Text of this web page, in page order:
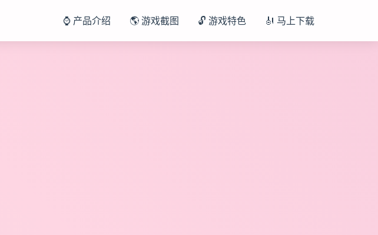
⌚ 产品介绍 🌎 游戏截图 🔓 游戏特色 🎻 马上下载